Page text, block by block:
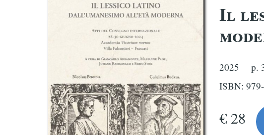
Il
2025
p.
ISBN:
€ 28